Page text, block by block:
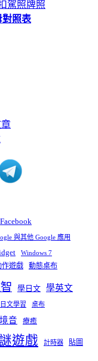
駕照牌照
對照表
Facebook
與其他 Google 應用
Windows 7
作遊戲 動態桌布
學日文 學英文
日文學習 桌布
音 療癒
遊戲 計時器
貼圖